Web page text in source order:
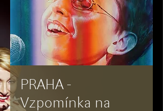
PRAHA -
Vzpomínka na